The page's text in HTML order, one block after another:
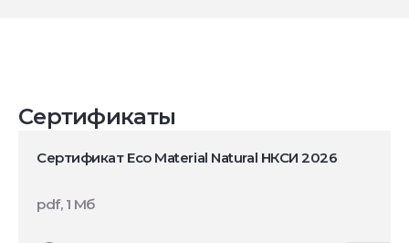
Сертификаты
Сертификат Eco Material Natural НКСИ 2026
pdf, 1 Мб